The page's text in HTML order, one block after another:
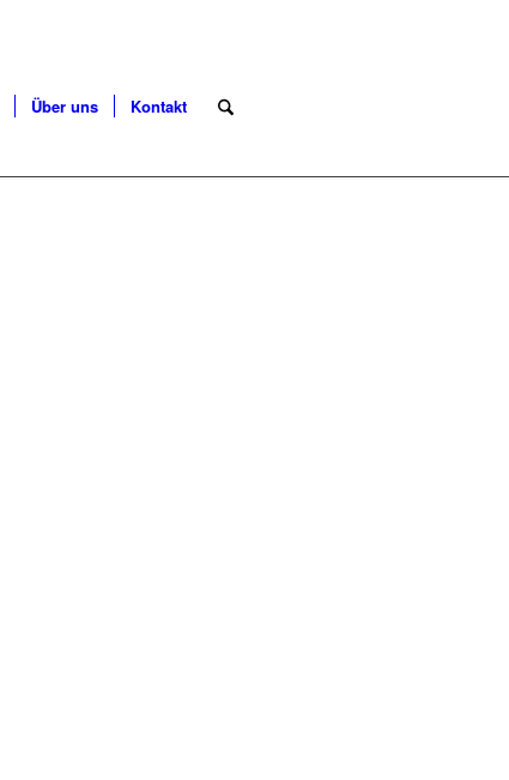
Über uns Kontakt